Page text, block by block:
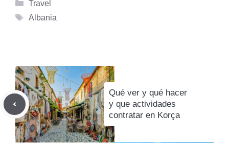
Categorías
Travel
Etiquetas
Albania
Qué ver y qué hacer
y que actividades
contratar en Korça